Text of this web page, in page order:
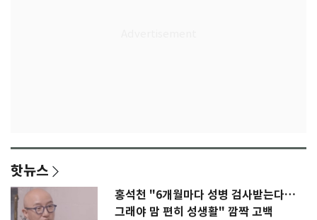
핫뉴스
홍석천 "6개월마다 성병 검사받는다…
그래야 맘 편히 성생활" 깜짝 고백